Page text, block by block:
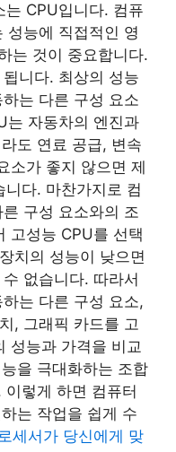
는 CPU입니다. 컴퓨
성능에 직접적인 영
는 것이 중요합니다.
니다. 최상의 성능
는 다른 구성 요소
는 자동차의 엔진과
도 연료 공급, 변속
소가 좋지 않으면 제
다. 마찬가지로 컴
구성 요소와의 조
고성능 CPU를 선택
치의 성능이 낮으면
없습니다. 따라서
는 다른 구성 요소,
, 그래픽 카드를 고
성능과 가격을 비교
을 극대화하는 조합
렇게 하면 컴퓨터
는 작업을 쉽게 수
세서가 당신에게 맞